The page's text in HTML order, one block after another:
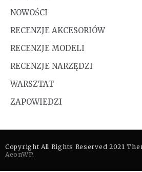
NOWOŚCI
RECENZJE AKCESORIÓW
RECENZJE MODELI
RECENZJE NARZĘDZI
WARSZTAT
ZAPOWIEDZI
Copyright All Rights Reserved 2021
AeonWP.